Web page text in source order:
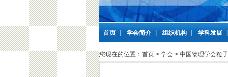
首页 学会简介 组织机构 学科发展
您现在的位置： 首页> 学会> 中国物理学会粒